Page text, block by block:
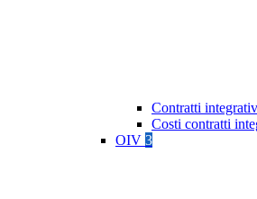
Contratti
Costi contratti
OIV 3